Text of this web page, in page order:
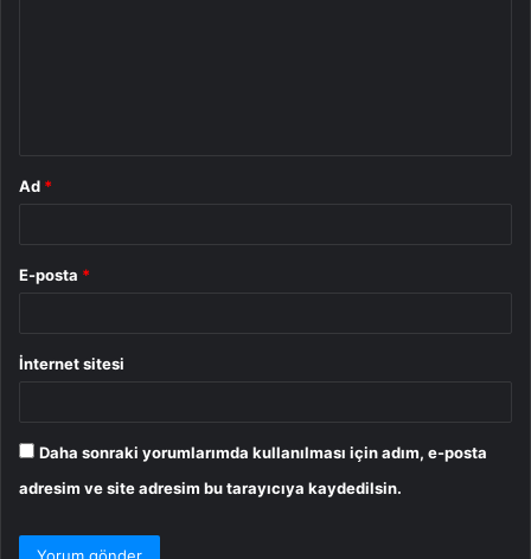
Ad *
E-posta *
İnternet sitesi
Daha sonraki yorumlarımda kullanılması için adım, e-posta
adresim ve site adresim bu tarayıcıya kaydedilsin.